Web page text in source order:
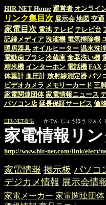
HIR-NET Home 運営者 オンライ
リンク集目次 展示会 地図 交通
家電目次 電池 テレビ テレビ台
記録メディア 洗濯機 電気掃除機
暖房器具 オイルヒーター 温水洗
電動歯ブラシ 冷蔵庫 食器洗い機
精米機 インターホン 電話機 FAX
体重計 血圧計 放射線測定器 パソ
ビデオカメラ メモリーカード 三
家電関連団体 家電情報ニュース
パソコン店 延長保証サービス 価
HIR-NET提供 かでん じょうほう りんく
家電情報リ
http://www.hir-net.com/link/elect/
家電情報 掲示板 パソコ
デジカメ情報 展示会情
家電メーカー 家電関連団体